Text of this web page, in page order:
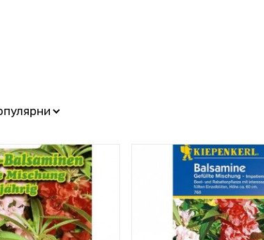
слънце
буйни хавллиени
цветове
Местоположение
Специални
характеристики